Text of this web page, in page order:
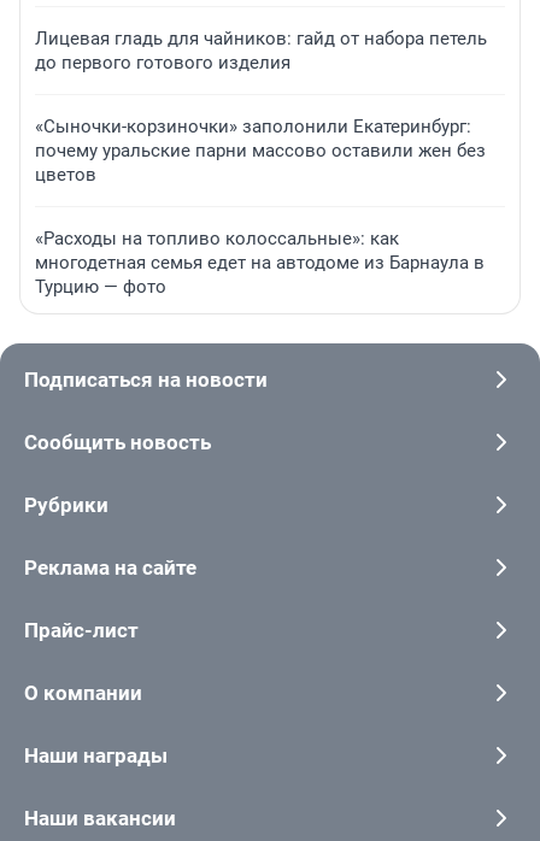
Лицевая гладь для чайников: гайд от набора петель
до первого готового изделия
«Сыночки-корзиночки» заполонили Екатеринбург:
почему уральские парни массово оставили жен без
цветов
«Расходы на топливо колоссальные»: как
многодетная семья едет на автодоме из Барнаула в
Турцию — фото
Подписаться на новости
Сообщить новость
Рубрики
Реклама на сайте
Прайс-лист
О компании
Наши награды
Наши вакансии